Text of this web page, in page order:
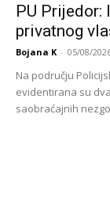
PU Prijedor:
privatnog
Bojana K - 05/08/
Na području
evidentirana su
saobraćajnih